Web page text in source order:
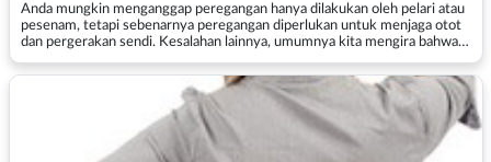
Anda mungkin menganggap peregangan hanya dilakukan oleh pelari atau
pesenam, tetapi sebenarnya peregangan diperlukan untuk menjaga otot
dan pergerakan sendi. Kesalahan lainnya, umumnya kita mengira bahwa